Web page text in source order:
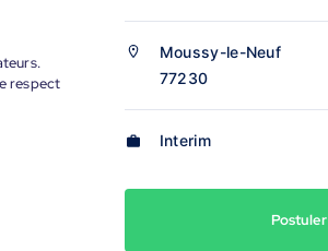
respect
Moussy-le-Neuf
77230
Interim
Postuler